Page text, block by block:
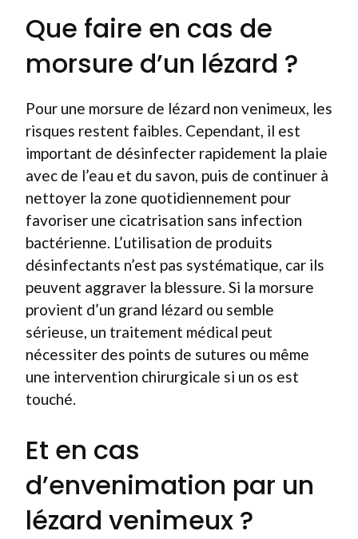
Que faire en cas de
morsure d’un lézard ?
Pour une morsure de lézard non venimeux, les
risques restent faibles. Cependant, il est
important de désinfecter rapidement la plaie
avec de l’eau et du savon, puis de continuer à
nettoyer la zone quotidiennement pour
favoriser une cicatrisation sans infection
bactérienne. L’utilisation de produits
désinfectants n’est pas systématique, car ils
peuvent aggraver la blessure. Si la morsure
provient d’un grand lézard ou semble
sérieuse, un traitement médical peut
nécessiter des points de sutures ou même
une intervention chirurgicale si un os est
touché.
Et en cas
d’envenimation par un
lézard venimeux ?